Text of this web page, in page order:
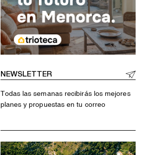
NEWSLETTER
Todas las semanas recibirás los mejores
planes y propuestas en tu correo